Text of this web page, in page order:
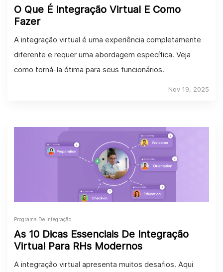
O Que É Integração Virtual E Como
Fazer
A integração virtual é uma experiência completamente
diferente e requer uma abordagem específica. Veja
como torná-la ótima para seus funcionários.
Nov 19, 2025
Programa De Integração
As 10 Dicas Essenciais De Integração
Virtual Para RHs Modernos
A integração virtual apresenta muitos desafios. Aqui